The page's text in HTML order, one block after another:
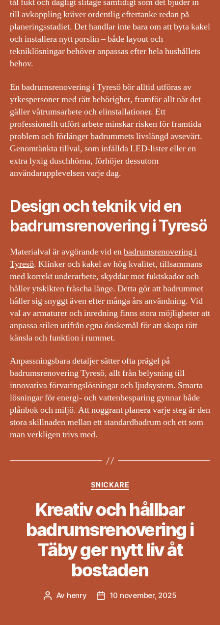
till avkoppling kräver ordentlig eftertanke redan på
planeringsstadiet. Det handlar inte bara om att byta kakel
och installera nytt porslin – både layout och
tekniklösningar behöver anpassas efter hela hushållets
behov.
En badrumsrenovering i Tyresö bör alltid utföras av
yrkespersoner med rätt behörighet, framför allt när det
gäller våtrumsarbete och elinstallationer. Ett
professionellt utfört arbete minskar risken för framtida
problem och förlänger badrummets livslängd avsevärt.
Genomtänkta tillval, som infällda LED-lister eller en
extra lyxig duschhörna, förhöjer dessutom
användarupplevelsen varje dag.
Design och teknik vid en
badrumsrenovering i Tyresö
Materialval är avgörande vid enbadrumsrenovering i
Tyresö. Klinker och kakel av hög kvalitet, tillsammans
med korrekt underarbete, skyddar mot fuktskador och
håller ytskikten fräscha länge. Detta gör att badrummet
håller sig snyggt även efter många års användning. Vid
val av armaturer och inredning finns stora möjligheter att
anpassa stilen utifrån egna önskemål för att skapa rätt
känsla och funktion i rummet.
Anpassningsbara detaljer sätter ofta prägel på
badrumsrenovering Tyresö, allt från belysning till
innovativa förvaringslösningar och ljudsystem. Smarta
lösningar för energi- och vattenbesparing gynnar både
plånbok och miljö. Att noggrant planera varje steg är den
stora skillnaden mellan ett standardbadrum och ett som
man verkligen trivs med.
Kategorier
SNICKARE
Kreativ och hållbar
badrumsrenovering i
Täby ger nytt liv åt
bostaden
Inläggsförfattare
Av henry Inläggsdatum
10 november, 2025